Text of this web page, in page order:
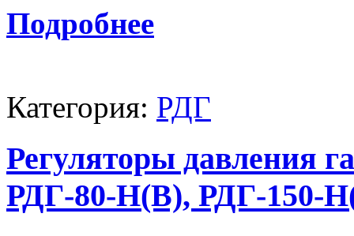
Подробнее
Категория: РДГ
Регуляторы давления
РДГ-80-Н(В), РДГ-150-